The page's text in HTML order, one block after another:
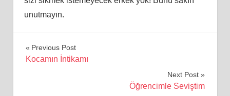
unutmayın.
Yazı
Previous Post
Kocamın İntikamı
Next Post
Öğrencimle Seviştim